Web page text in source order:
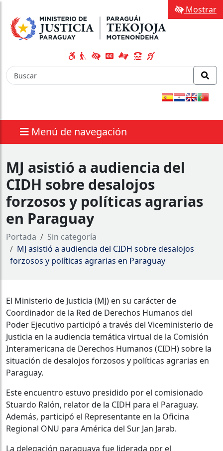
Menú de navegación
Mostrar
MJ asistió a audiencia del
CIDH sobre desalojos
forzosos y políticas agrarias
en Paraguay
Portada
Sin categoría
MJ asistió a audiencia del CIDH sobre desalojos
forzosos y políticas agrarias en Paraguay
El Ministerio de Justicia (MJ) en su carácter de
Coordinador de la Red de Derechos Humanos del
Poder Ejecutivo participó a través del Viceministerio de
Justicia en la audiencia temática virtual de la Comisión
Interamericana de Derechos Humanos (CIDH) sobre la
situación de desalojos forzosos y políticas agrarias en
Paraguay.
Este encuentro estuvo presidido por el comisionado
Stuardo Ralón, relator de la CIDH para el Paraguay.
Además, participó el Representante en la Oficina
Regional ONU para América del Sur Jan Jarab.
La delegación paraguaya fue liderada por el